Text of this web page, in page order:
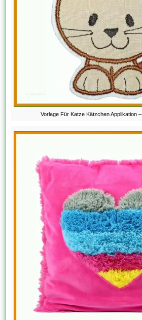
Vorlage Für Katze Kätzchen Applikation